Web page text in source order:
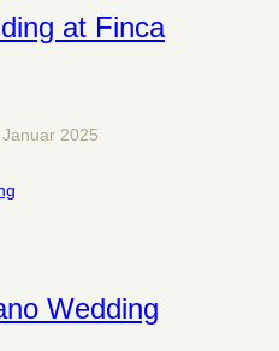
at Finca
Januar 2025
Wedding